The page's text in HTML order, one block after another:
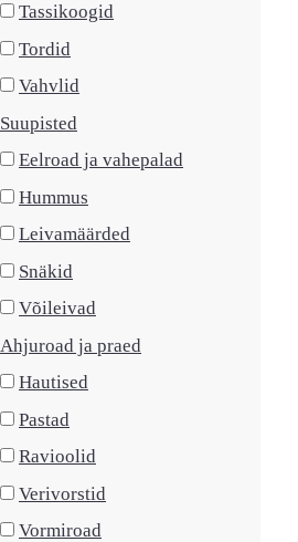
Tassikoogid
Tordid
Vahvlid
Suupisted
Eelroad ja vahepalad
Hummus
Leivamäärded
Snäkid
Võileivad
Ahjuroad ja praed
Hautised
Pastad
Ravioolid
Verivorstid
Vormiroad